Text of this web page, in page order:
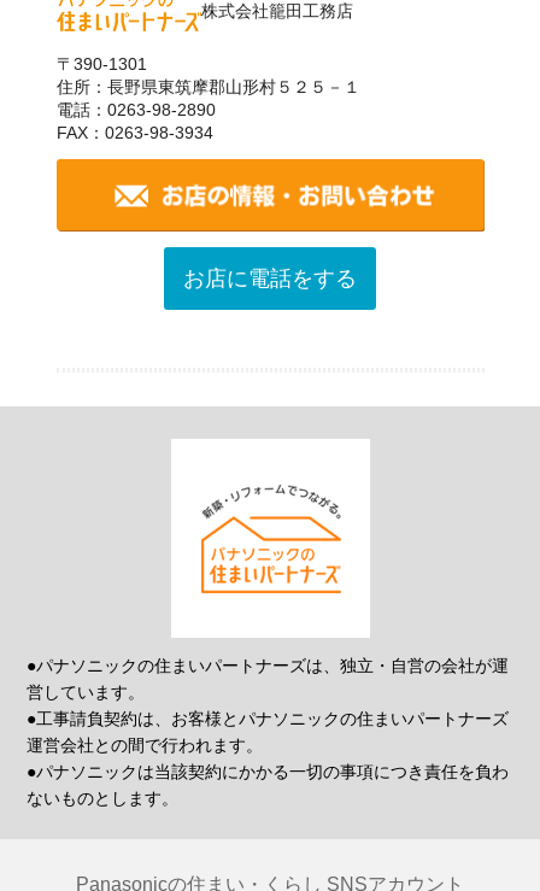
株式会社籠田工務店
〒390-1301
住所：長野県東筑摩郡山形村５２５－１
電話：0263-98-2890
FAX：0263-98-3934
お店に電話をする
●パナソニックの住まいパートナーズは、独立・自営の会社が運
営しています。
●工事請負契約は、お客様とパナソニックの住まいパートナーズ
運営会社との間で行われます。
●パナソニックは当該契約にかかる一切の事項につき責任を負わ
ないものとします。
Panasonicの住まい・くらし SNSアカウント